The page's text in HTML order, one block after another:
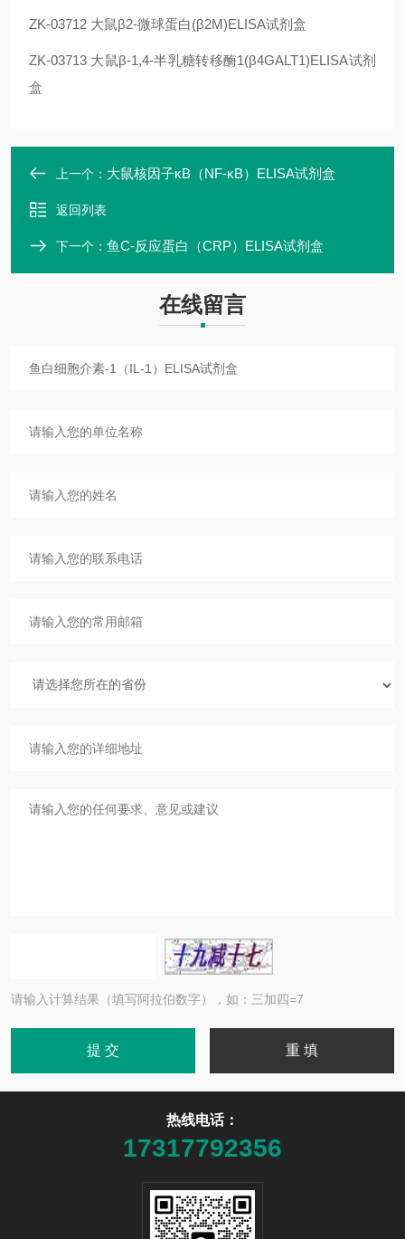
ZK-03712 大鼠β2-微球蛋白(β2M)ELISA试剂盒
ZK-03713 大鼠β-1,4-半乳糖转移酶1(β4GALT1)ELISA试剂
盒
上一个： 大鼠核因子κB（NF-κB）ELISA试剂盒
返回列表
下一个： 鱼C-反应蛋白（CRP）ELISA试剂盒
在线留言
请输入计算结果（填写阿拉伯数字），如：三加四=7
热线电话：
17317792356